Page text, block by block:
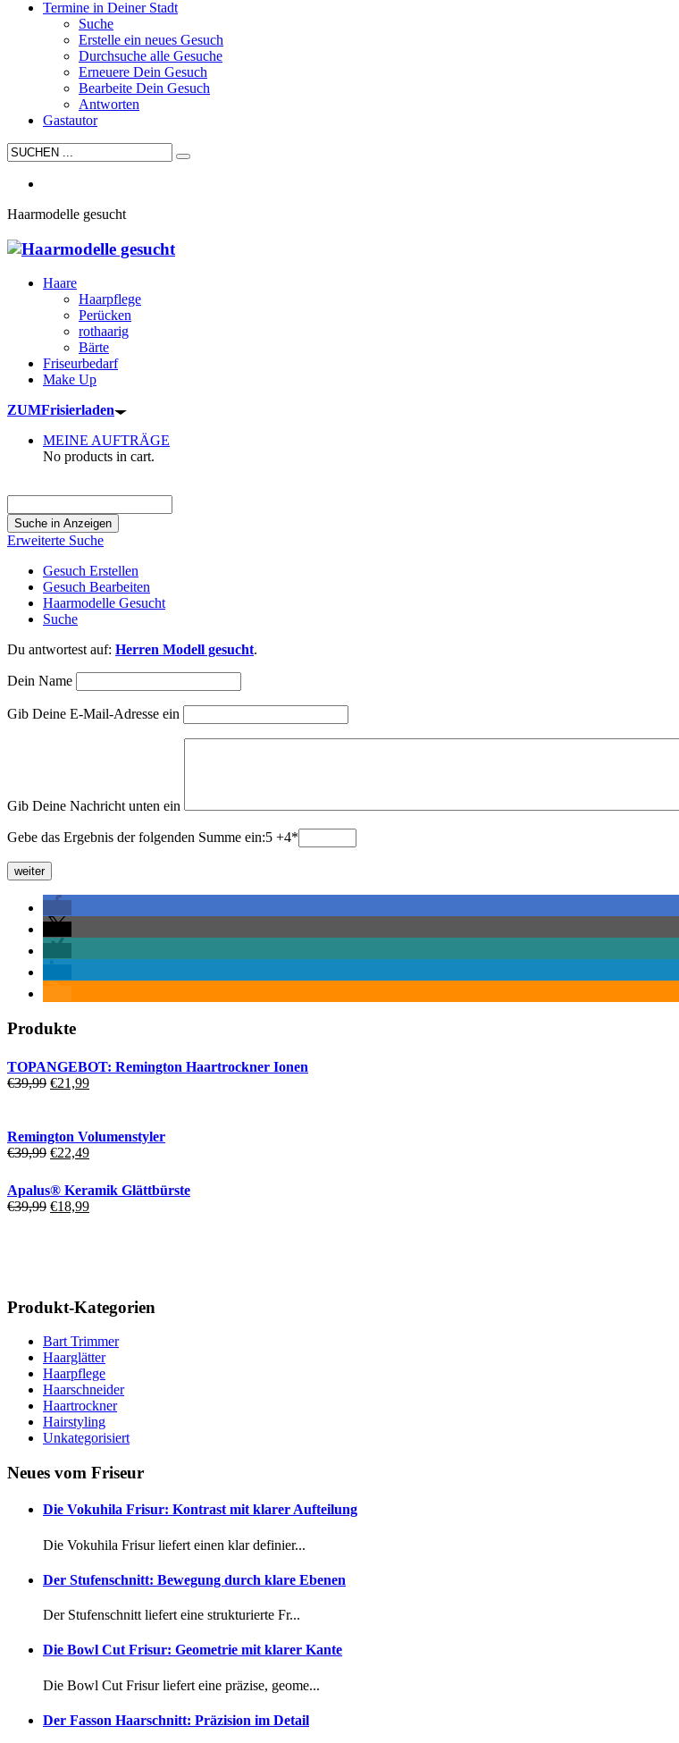
Termine in Deiner Stadt
Suche
Erstelle ein neues Gesuch
Durchsuche alle Gesuche
Erneuere Dein Gesuch
Bearbeite Dein Gesuch
Antworten
Gastautor
Haarmodelle gesucht
Haare
Haarpflege
Perücken
rothaarig
Bärte
Friseurbedarf
Make Up
ZUMFrisierladen
MEINE AUFTRÄGE
No products in cart.
nach:
Erweiterte Suche
Gesuch Erstellen
Gesuch Bearbeiten
Haarmodelle Gesucht
Suche
Du antwortest auf: Herren Modell gesucht.
Dein Name
Gib Deine E-Mail-Adresse ein
Gib Deine Nachricht unten ein
Gebe das Ergebnis der folgenden Summe ein:5 +4*
Produkte
TOPANGEBOT: Remington Haartrockner Ionen
€39,99 Ursprünglicher
€39,99
€21,99Aktueller
€21,99.
Remington Volumenstyler
€39,99 Ursprünglicher
war:
€39,99
€22,49Aktueller
€22,49.
Apalus® Keramik Glättbürste
€39,99 Ursprünglicher
€18,99Aktueller
Produkt-Kategorien
Bart Trimmer
Haarglätter
Haarpflege
Haarschneider
Haartrockner
Hairstyling
Unkategorisiert
Neues vom Friseur
Die Vokuhila Frisur: Kontrast mit klarer Aufteilung
Die Vokuhila Frisur liefert einen klar definier...
Der Stufenschnitt: Bewegung durch klare Ebenen
Der Stufenschnitt liefert eine strukturierte Fr...
Die Bowl Cut Frisur: Geometrie mit klarer Kante
Die Bowl Cut Frisur liefert eine präzise, geome...
Der Fasson Haarschnitt: Präzision im Detail